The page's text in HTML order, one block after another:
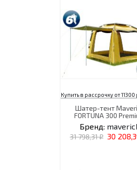
Купить в рассрочку от
Шатер-тент
FORTUNA 300
Бренд:
31 798,31₽ 30